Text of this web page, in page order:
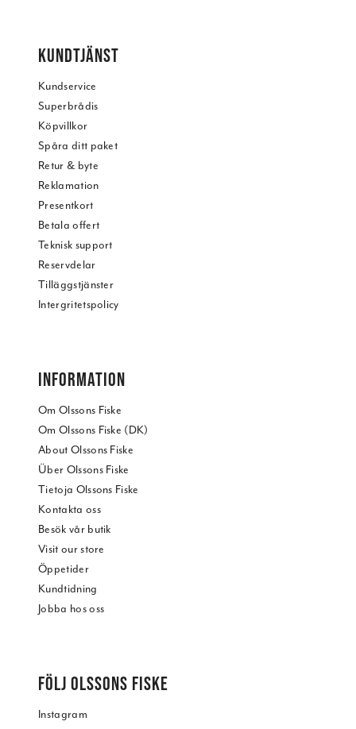
KUNDTJÄNST
Kundservice
Superbrådis
Köpvillkor
Spåra ditt paket
Retur & byte
Reklamation
Presentkort
Betala offert
Teknisk support
Reservdelar
Tilläggstjänster
Intergritetspolicy
INFORMATION
Om Olssons Fiske
Om Olssons Fiske (DK)
About Olssons Fiske
Über Olssons Fiske
Tietoja Olssons Fiske
Kontakta oss
Besök vår butik
Visit our store
Öppetider
Kundtidning
Jobba hos oss
FÖLJ OLSSONS FISKE
Instagram